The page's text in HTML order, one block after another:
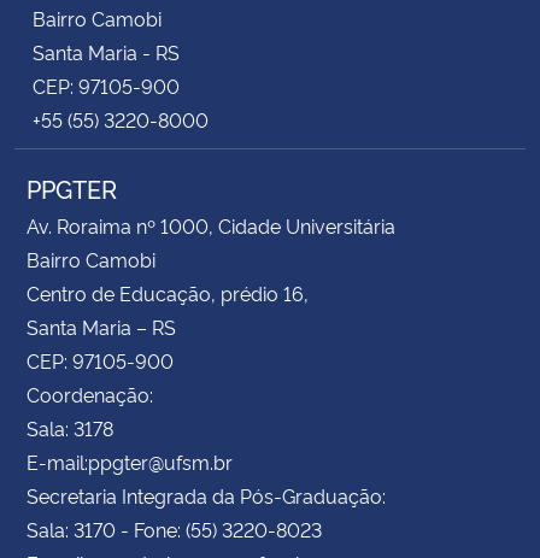
Bairro Camobi
Santa Maria - RS
CEP: 97105-900
+55 (55) 3220-8000
PPGTER
Av. Roraima nº 1000, Cidade Universitária
Bairro Camobi
Centro de Educação, prédio 16,
Santa Maria – RS
CEP: 97105-900
Coordenação:
Sala: 3178
E-mail:ppgter@ufsm.br
Secretaria Integrada da Pós-Graduação:
Sala: 3170 - Fone: (55) 3220-8023